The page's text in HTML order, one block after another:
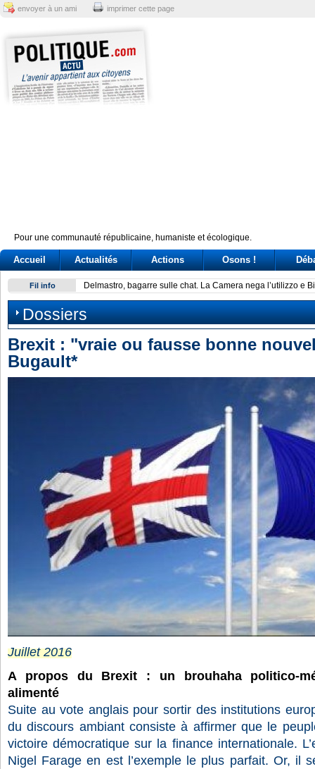
envoyer à un ami imprimer cette page
Pour une communauté républicaine, humaniste et écologique.
Accueil Actualités Actions Osons !
Fil info Delmastro, bagarre sulle chat. La Camera nega l’utilizzo e
Dossiers
Brexit : "vraie ou fausse bonne
Bugault*
Juillet 2016
A propos du Brexit : un brouhaha politico-
alimenté
Suite au vote anglais pour sortir des institutions
du discours ambiant consiste à affirmer que le
victoire démocratique sur la finance internationale.
Nigel Farage en est l’exemple le plus parfait. Or, il